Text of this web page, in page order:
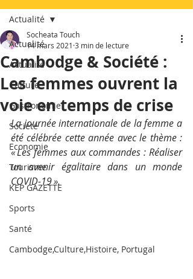
Actualité
Actualité
Culture
Gastronomie
Société
Economie
Tourisme
KEP GAZETTE
Sports
Santé
Cambodge,Culture,Histoire, Portugal
Actualité
Cambodge & Société :
Les femmes ouvrent la
voie en temps de crise
Socheata Touch
14 mars 2021 3 min de lecture
La journée internationale de la femme a
été célébrée cette année avec le thème :
« Les femmes aux commandes : Réaliser
un avenir égalitaire dans un monde
COVID-19 ».